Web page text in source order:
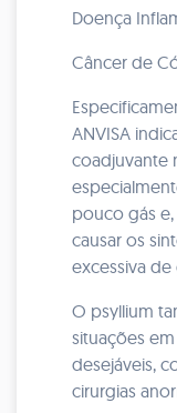
Doença
Câncer de
ANVISA
coadjuvante
pouco gás
causar os
excessiva de
O psyllium
situações
desejáveis,
cirurgias